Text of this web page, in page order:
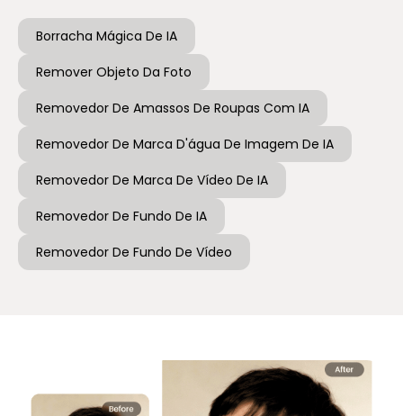
Borracha Mágica De IA
Remover Objeto Da Foto
Removedor De Amassos De Roupas Com IA
Removedor De Marca D'água De Imagem De IA
Removedor De Marca De Vídeo De IA
Removedor De Fundo De IA
Removedor De Fundo De Vídeo